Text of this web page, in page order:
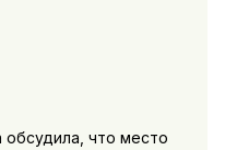
что место